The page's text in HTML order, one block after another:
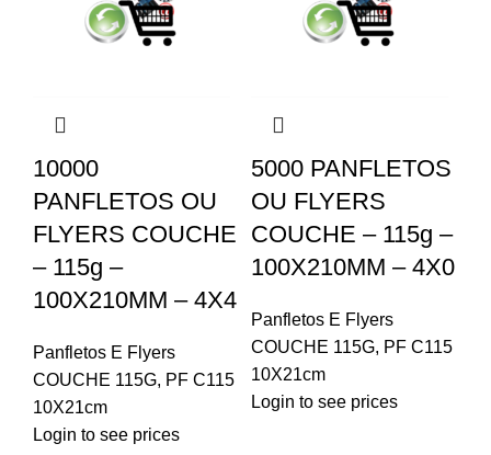
10000
PANFLETOS OU
FLYERS COUCHE
– 115g –
100X210MM – 4X4
Panfletos E Flyers
COUCHE 115G, PF C115
10X21cm
Login to see prices
5000 PANFLETOS
OU FLYERS
COUCHE – 115g –
100X210MM – 4X0
Panfletos E Flyers
COUCHE 115G, PF C115
10X21cm
Login to see prices